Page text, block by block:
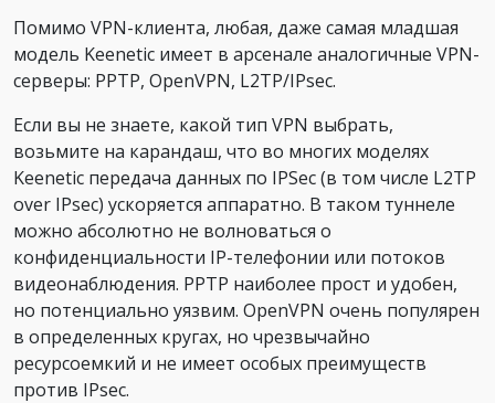
Помимо VPN-клиента, любая, даже самая младшая
модель Keenetic имеет в арсенале аналогичные VPN-
серверы: PPTP, OpenVPN, L2TP/IPsec.
Если вы не знаете, какой тип VPN выбрать,
возьмите на карандаш, что во многих моделях
Keenetic передача данных по IPSec (в том числе L2TP
over IPsec) ускоряется аппаратно. В таком туннеле
можно абсолютно не волноваться о
конфиденциальности IP-телефонии или потоков
видеонаблюдения. PPTP наиболее прост и удобен,
но потенциально уязвим. OpenVPN очень популярен
в определенных кругах, но чрезвычайно
ресурсоемкий и не имеет особых преимуществ
против IPsec.